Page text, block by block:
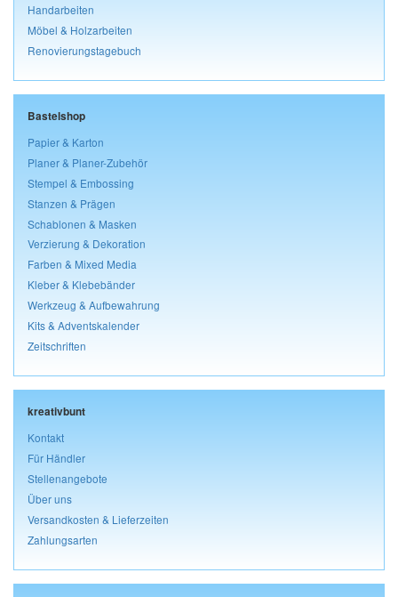
Handarbeiten
Möbel & Holzarbeiten
Renovierungstagebuch
Bastelshop
Papier & Karton
Planer & Planer-Zubehör
Stempel & Embossing
Stanzen & Prägen
Schablonen & Masken
Verzierung & Dekoration
Farben & Mixed Media
Kleber & Klebebänder
Werkzeug & Aufbewahrung
Kits & Adventskalender
Zeitschriften
kreativbunt
Kontakt
Für Händler
Stellenangebote
Über uns
Versandkosten & Lieferzeiten
Zahlungsarten